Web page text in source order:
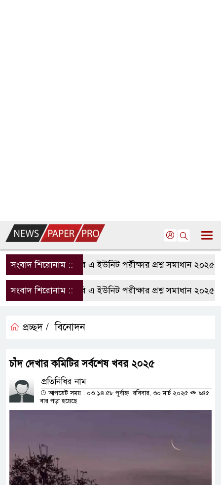
সংবাদ শিরোনাম ::রাবি এ ইউনিট পরীক্ষার প্রশ্ন সমাধান ২০২৫ |
সংবাদ শিরোনাম ::রাবি এ ইউনিট পরীক্ষার প্রশ্ন সমাধান ২০২৫ |
প্রচ্ছদ / বিনোদন
চাঁদ দেখার কমিটির সর্বশেষ খবর ২০২৫
প্রতিনিধির নাম
আপডেট সময় : ০৩:১৪:৫৮ পূর্বাহ্ন, রবিবার, ৩০ মার্চ ২০২৫
৯৪৫
বার পড়া হয়েছে